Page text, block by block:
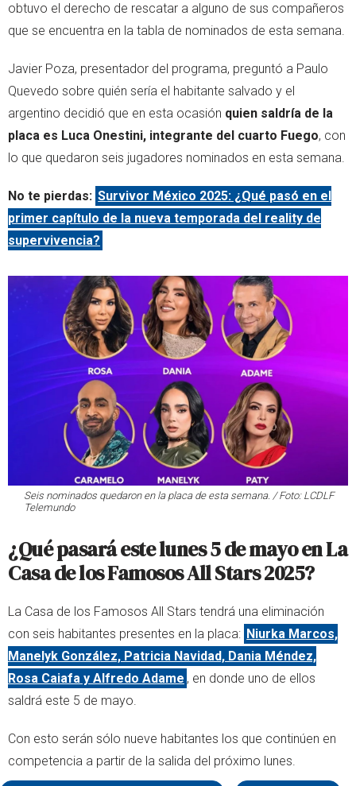
obtuvo el derecho de rescatar a alguno de sus compañeros
que se encuentra en la tabla de nominados de esta semana.
Javier Poza, presentador del programa, preguntó a Paulo
Quevedo sobre quién sería el habitante salvado y el
argentino decidió que en esta ocasión quien saldría de la
placa es Luca Onestini, integrante del cuarto Fuego, con
lo que quedaron seis jugadores nominados en esta semana.
No te pierdas: Survivor México 2025: ¿Qué pasó en el
primer capítulo de la nueva temporada del reality de
supervivencia?
Seis nominados quedaron en la placa de esta semana. / Foto: LCDLF
Telemundo
¿Qué pasará este lunes 5 de mayo en La
Casa de los Famosos All Stars 2025?
La Casa de los Famosos All Stars tendrá una eliminación
con seis habitantes presentes en la placa: Niurka Marcos,
Manelyk González, Patricia Navidad, Dania Méndez,
Rosa Caiafa y Alfredo Adame , en donde uno de ellos
saldrá este 5 de mayo.
Con esto serán sólo nueve habitantes los que continúen en
competencia a partir de la salida del próximo lunes.